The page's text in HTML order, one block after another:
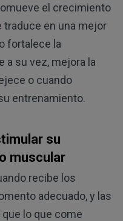
el crecimiento
traduce en una mejor
fortalece la
a su vez, mejora la
o cuando
entrenamiento.
su
muscular
recibe los
adecuado, y las
lo que come